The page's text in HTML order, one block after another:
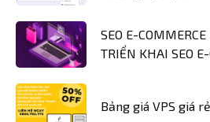
SEO E-
TRIỂN KHAI SEO
Bảng giá VPS giá rẻ